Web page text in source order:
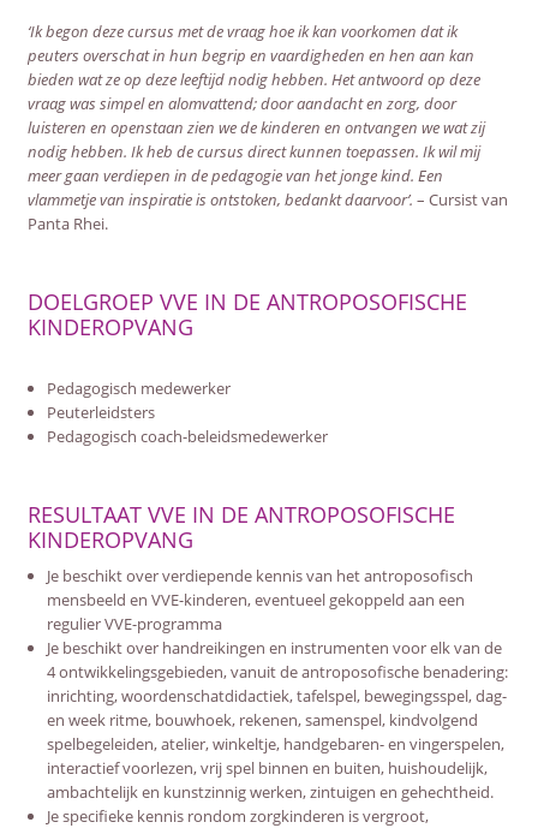
‘Ik begon deze cursus met de vraag hoe ik kan voorkomen dat ik
peuters overschat in hun begrip en vaardigheden en hen aan kan
bieden wat ze op deze leeftijd nodig hebben. Het antwoord op deze
vraag was simpel en alomvattend; door aandacht en zorg, door
luisteren en openstaan zien we de kinderen en ontvangen we wat zij
nodig hebben. Ik heb de cursus direct kunnen toepassen. Ik wil mij
meer gaan verdiepen in de pedagogie van het jonge kind. Een
vlammetje van inspiratie is ontstoken, bedankt daarvoor’. – Cursist van
Panta Rhei.
DOELGROEP VVE IN DE ANTROPOSOFISCHE
KINDEROPVANG
Pedagogisch medewerker
Peuterleidsters
Pedagogisch coach-beleidsmedewerker
RESULTAAT VVE IN DE ANTROPOSOFISCHE
KINDEROPVANG
Je beschikt over verdiepende kennis van het antroposofisch
mensbeeld en VVE-kinderen, eventueel gekoppeld aan een
regulier VVE-programma
Je beschikt over handreikingen en instrumenten voor elk van de
4 ontwikkelingsgebieden, vanuit de antroposofische benadering:
inrichting, woordenschatdidactiek, tafelspel, bewegingsspel, dag-
en week ritme, bouwhoek, rekenen, samenspel, kindvolgend
spelbegeleiden, atelier, winkeltje, handgebaren- en vingerspelen,
interactief voorlezen, vrij spel binnen en buiten, huishoudelijk,
ambachtelijk en kunstzinnig werken, zintuigen en gehechtheid.
Je specifieke kennis rondom zorgkinderen is vergroot,